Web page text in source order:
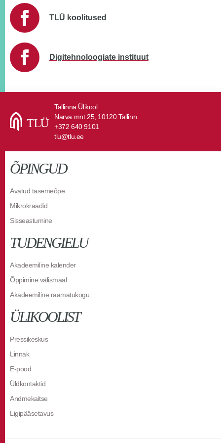
TLÜ koolitused
Digitehnoloogiate instituut
Tallinna Ülikool
Narva mnt 25, 10120 Tallinn
+372 640 9101
tlu@tlu.ee
ÕPINGUD
Avatud tasemeõpe
Mikrokraadid
Sisseastumine
TUDENGIELU
Akadeemiline kalender
Õppimine välismaal
Akadeemiline raamatukogu
ÜLIKOOLIST
Pressikeskus
Linnak
E-pood
Üldkontaktid
Andmekaitse
Ligipääsetavus